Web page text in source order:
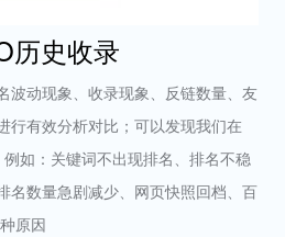
历史收录
波动现象、收录现象、反链数量、友
行有效分析对比；可以发现我们在
如：关键词不出现排名、排名不稳
名数量急剧减少、网页快照回档、百
原因